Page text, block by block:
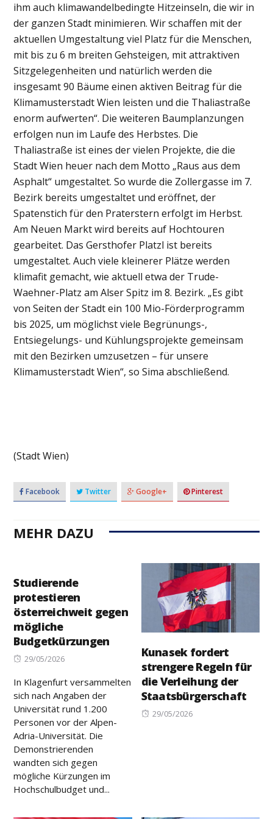
ihm auch klimawandelbedingte Hitzeinseln, die wir in
der ganzen Stadt minimieren. Wir schaffen mit der
aktuellen Umgestaltung viel Platz für die Menschen,
mit bis zu 6 m breiten Gehsteigen, mit attraktiven
Sitzgelegenheiten und natürlich werden die
insgesamt 90 Bäume einen aktiven Beitrag für die
Klimamusterstadt Wien leisten und die Thaliastraße
enorm aufwerten“. Die weiteren Baumplanzungen
erfolgen nun im Laufe des Herbstes. Die
Thaliastraße ist eines der vielen Projekte, die die
Stadt Wien heuer nach dem Motto „Raus aus dem
Asphalt“ umgestaltet. So wurde die Zollergasse im 7.
Bezirk bereits umgestaltet und eröffnet, der
Spatenstich für den Praterstern erfolgt im Herbst.
Am Neuen Markt wird bereits auf Hochtouren
gearbeitet. Das Gersthofer Platzl ist bereits
umgestaltet. Auch viele kleinerer Plätze werden
klimafit gemacht, wie aktuell etwa der Trude-
Waehner-Platz am Alser Spitz im 8. Bezirk. „Es gibt
von Seiten der Stadt ein 100 Mio-Förderprogramm
bis 2025, um möglichst viele Begrünungs-,
Entsiegelungs- und Kühlungsprojekte gemeinsam
mit den Bezirken umzusetzen – für unsere
Klimamusterstadt Wien“, so Sima abschließend.
(Stadt Wien)
Facebook Twitter Google+ Pinterest
MEHR DAZU
Studierende
protestieren
österreichweit gegen
mögliche
Budgetkürzungen
Posted
29/05/2026
In Klagenfurt versammelten
sich nach Angaben der
Universität rund 1.200
Personen vor der Alpen-
Adria-Universität. Die
Demonstrierenden
wandten sich gegen
mögliche Kürzungen im
Hochschulbudget und...
Kunasek fordert
strengere Regeln für
die Verleihung der
Staatsbürgerschaft
Posted
29/05/2026